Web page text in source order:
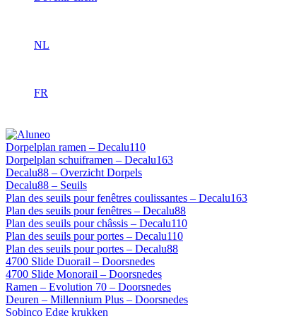
NL
FR
Dorpelplan ramen – Decalu110
Dorpelplan schuiframen – Decalu163
Decalu88 – Overzicht Dorpels
Decalu88 – Seuils
Plan des seuils pour fenêtres coulissantes – Decalu163
Plan des seuils pour fenêtres – Decalu88
Plan des seuils pour châssis – Decalu110
Plan des seuils pour portes – Decalu110
Plan des seuils pour portes – Decalu88
4700 Slide Duorail – Doorsnedes
4700 Slide Monorail – Doorsnedes
Ramen – Evolution 70 – Doorsnedes
Deuren – Millennium Plus – Doorsnedes
Sobinco Edge krukken